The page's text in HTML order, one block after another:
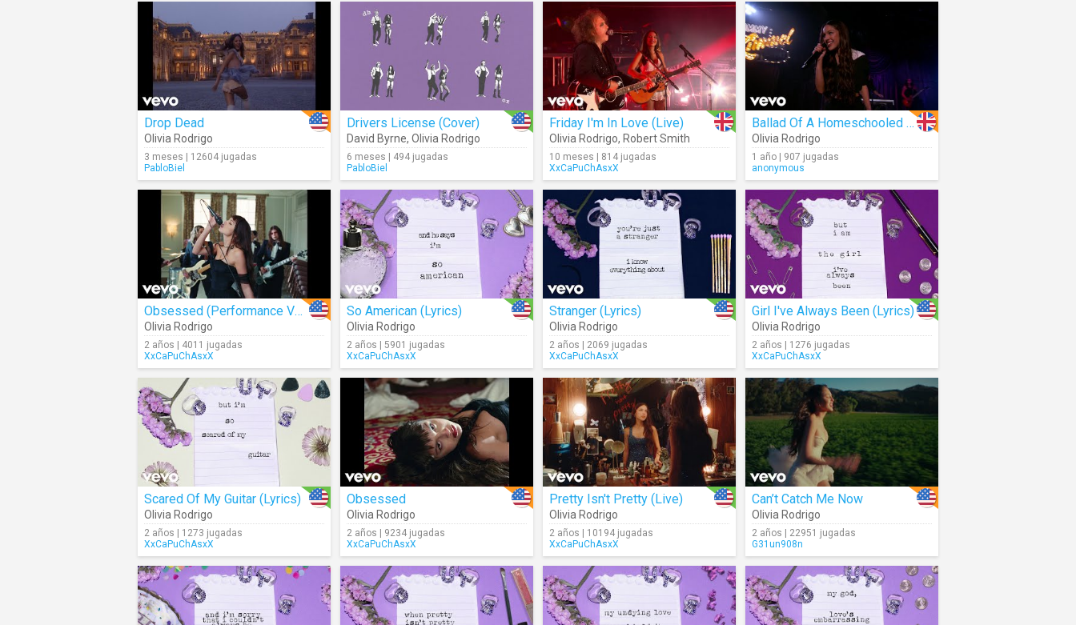
Drop Dead
Olivia Rodrigo
3 meses | 12604 jugadas
PabloBiel
Drivers License (Cover)
David Byrne, Olivia Rodrigo
6 meses | 494 jugadas
PabloBiel
Friday I'm In Love (Live)
Olivia Rodrigo, Robert Smith
10 meses | 814 jugadas
XxCaPuChAsxX
Ballad Of A Homeschooled Girl (Live)
Olivia Rodrigo
1 año | 907 jugadas
anonymous
Obsessed (Performance Version)
Olivia Rodrigo
2 años | 4011 jugadas
XxCaPuChAsxX
So American (Lyrics)
Olivia Rodrigo
2 años | 5901 jugadas
XxCaPuChAsxX
Stranger (Lyrics)
Olivia Rodrigo
2 años | 2069 jugadas
XxCaPuChAsxX
Girl I've Always Been (Lyrics)
Olivia Rodrigo
2 años | 1276 jugadas
XxCaPuChAsxX
Scared Of My Guitar (Lyrics)
Olivia Rodrigo
2 años | 1273 jugadas
XxCaPuChAsxX
Obsessed
Olivia Rodrigo
2 años | 9234 jugadas
XxCaPuChAsxX
Pretty Isn't Pretty (Live)
Olivia Rodrigo
2 años | 10194 jugadas
XxCaPuChAsxX
Can’t Catch Me Now
Olivia Rodrigo
2 años | 22951 jugadas
G31un908n